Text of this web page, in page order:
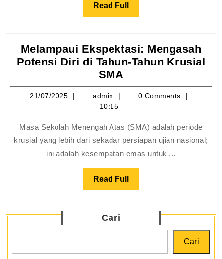
Read Full Read
Full
Melampaui Ekspektasi: Mengasah
Potensi Diri di Tahun-Tahun Krusial
SMA
Ekspektasi:
Mengasah
Potensi
Diri
di
Tahun-
Krusial
SMA
21/07/2025 21/07/2025
admin admin0 Comments
10:15
Masa Sekolah Menengah Atas (SMA) adalah periode
krusial yang lebih dari sekadar persiapan ujian nasional;
ini adalah kesempatan emas untuk ...
Read Full Read
Full
Cari
Cari